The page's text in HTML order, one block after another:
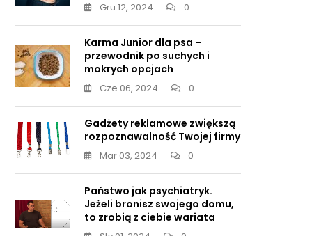
Gru 12, 2024 0
Karma Junior dla psa –
przewodnik po suchych i
mokrych opcjach
Cze 06, 2024 0
Gadżety reklamowe zwiększą
rozpoznawalność Twojej firmy
Mar 03, 2024 0
Państwo jak psychiatryk.
Jeżeli bronisz swojego domu,
to zrobią z ciebie wariata